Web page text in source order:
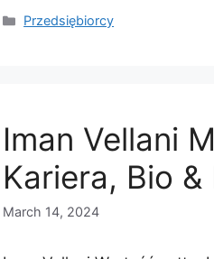
Categories
Przedsiębiorcy
Iman Vellani
Kariera, Bio &
March 14, 2024